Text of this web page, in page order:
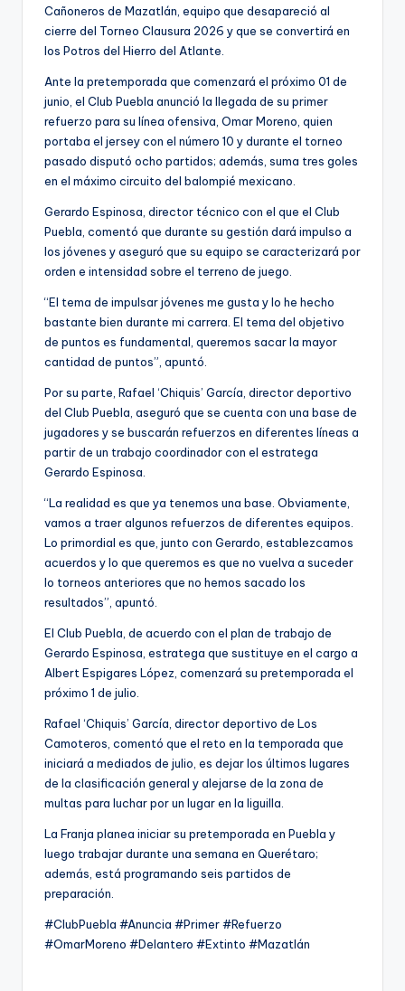
Cañoneros de Mazatlán, equipo que desapareció al
cierre del Torneo Clausura 2026 y que se convertirá en
los Potros del Hierro del Atlante.
Ante la pretemporada que comenzará el próximo 01 de
junio, el Club Puebla anunció la llegada de su primer
refuerzo para su línea ofensiva, Omar Moreno, quien
portaba el jersey con el número 10 y durante el torneo
pasado disputó ocho partidos; además, suma tres goles
en el máximo circuito del balompié mexicano.
Gerardo Espinosa, director técnico con el que el Club
Puebla, comentó que durante su gestión dará impulso a
los jóvenes y aseguró que su equipo se caracterizará por
orden e intensidad sobre el terreno de juego.
“El tema de impulsar jóvenes me gusta y lo he hecho
bastante bien durante mi carrera. El tema del objetivo
de puntos es fundamental, queremos sacar la mayor
cantidad de puntos”, apuntó.
Por su parte, Rafael ‘Chiquis’ García, director deportivo
del Club Puebla, aseguró que se cuenta con una base de
jugadores y se buscarán refuerzos en diferentes líneas a
partir de un trabajo coordinador con el estratega
Gerardo Espinosa.
“La realidad es que ya tenemos una base. Obviamente,
vamos a traer algunos refuerzos de diferentes equipos.
Lo primordial es que, junto con Gerardo, establezcamos
acuerdos y lo que queremos es que no vuelva a suceder
lo torneos anteriores que no hemos sacado los
resultados”, apuntó.
El Club Puebla, de acuerdo con el plan de trabajo de
Gerardo Espinosa, estratega que sustituye en el cargo a
Albert Espigares López, comenzará su pretemporada el
próximo 1 de julio.
Rafael ‘Chiquis’ García, director deportivo de Los
Camoteros, comentó que el reto en la temporada que
iniciará a mediados de julio, es dejar los últimos lugares
de la clasificación general y alejarse de la zona de
multas para luchar por un lugar en la liguilla.
La Franja planea iniciar su pretemporada en Puebla y
luego trabajar durante una semana en Querétaro;
además, está programando seis partidos de
preparación.
#ClubPuebla #Anuncia #Primer #Refuerzo
#OmarMoreno #Delantero #Extinto #Mazatlán